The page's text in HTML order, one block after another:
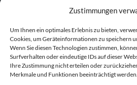
Zustimmungen
Um Ihnen ein optimales Erlebnis zu bieten,
Cookies, um Geräteinformationen zu speichern
Wenn Sie diesen Technologien zustimmen,
Surfverhalten oder eindeutige IDs auf dieser
Ihre Zustimmung nicht erteilen oder
Merkmale und Funktionen beeinträchtigt werden.
Popular
Popular Free
LATEST